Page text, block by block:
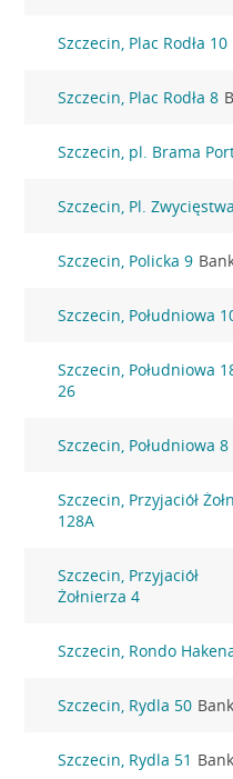
Szczecin, Plac Rodła 10
Szczecin, Plac Rodła 8
Szczecin, pl. Brama
Szczecin, Pl.
Szczecin, Policka 9
Szczecin, Południowa
Szczecin, Południowa
26
Szczecin, Południowa 8
Szczecin, Przyjaciół
128A
Szczecin, Przyjaciół
Żołnierza 4
Szczecin, Rondo
Szczecin, Rydla 50
Szczecin, Rydla 51